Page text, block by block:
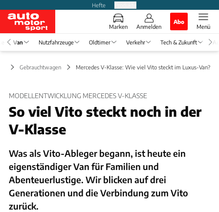
Hefte
Marken Anmelden
Abo
Menü
Van Nutzfahrzeuge Oldtimer Verkehr Tech & Zukunft
Gebrauchtwagen Mercedes V-Klasse: Wie viel Vito steckt im Luxus-Van?
MODELLENTWICKLUNG MERCEDES V-KLASSE
So viel Vito steckt noch in der
V-Klasse
Was als Vito-Ableger begann, ist heute ein
eigenständiger Van für Familien und
Abenteuerlustige. Wir blicken auf drei
Generationen und die Verbindung zum Vito
zurück.